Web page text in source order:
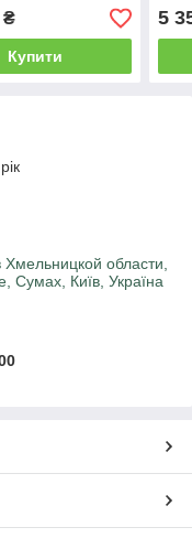
Купити
5
области,
Сумах, Київ, Україна